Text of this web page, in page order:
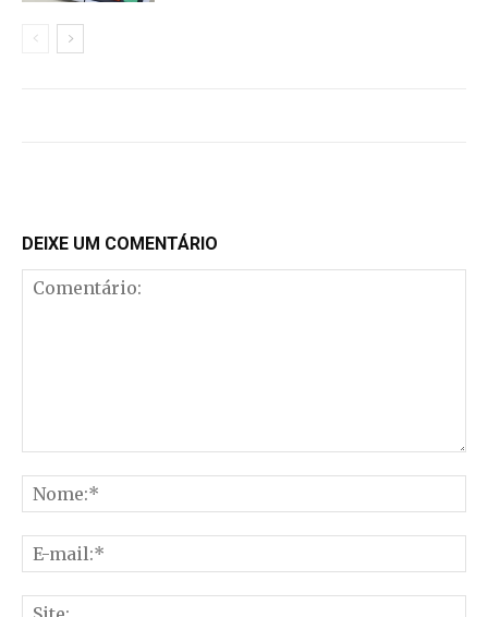
DEIXE UM COMENTÁRIO